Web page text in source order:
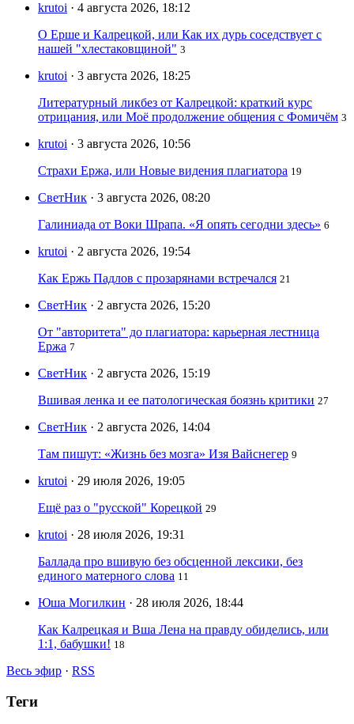
krutoi · 4 августа 2026, 18:12
О Ерше и Калрецкой, или Как их дурь соседствует с
нашей "хлестаковщиной" 3
krutoi · 3 августа 2026, 18:25
Литературный ликбез от Калрецкой: краткий курс
отрицания, или Моё продолжение общения с Фомичём 3
krutoi · 3 августа 2026, 10:56
Страхи Ержа, или Новые видения плагиатора 19
СветНик · 3 августа 2026, 08:20
Галиниада от Воки Шрапа. «Я опять сегодни здесь» 6
krutoi · 2 августа 2026, 19:54
Как Ержь Падлов с прозарянами встречался 21
СветНик · 2 августа 2026, 15:20
От "авторитета" до плагиатора: карьерная лестница
Ержа 7
СветНик · 2 августа 2026, 15:19
Вшивая ленка и ее патологическая боязнь критики 27
СветНик · 2 августа 2026, 14:04
Там пишут: «Жизнь без мозга» Изя Вайснегер 9
krutoi · 29 июля 2026, 19:05
Ещё раз о "русской" Корецкой 29
krutoi · 28 июля 2026, 19:31
Баллада про вшивую без обсценной лексики, без
единого матерного слова 11
Юша Могилкин · 28 июля 2026, 18:44
Как Калрецкая и Вша Лена на правду обиделись, или
1:1, бабушки! 18
Весь эфир · RSS
Теги